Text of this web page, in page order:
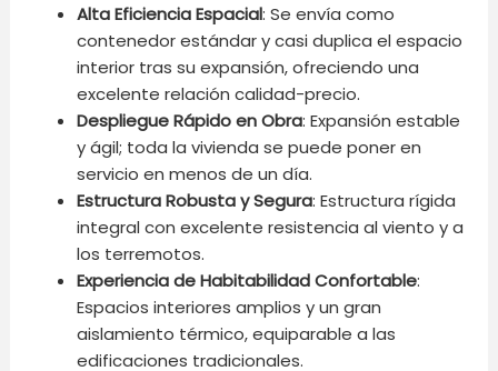
Alta Eficiencia Espacial: Se envía como
contenedor estándar y casi duplica el espacio
interior tras su expansión, ofreciendo una
excelente relación calidad-precio.
Despliegue Rápido en Obra: Expansión estable
y ágil; toda la vivienda se puede poner en
servicio en menos de un día.
Estructura Robusta y Segura: Estructura rígida
integral con excelente resistencia al viento y a
los terremotos.
Experiencia de Habitabilidad Confortable:
Espacios interiores amplios y un gran
aislamiento térmico, equiparable a las
edificaciones tradicionales.